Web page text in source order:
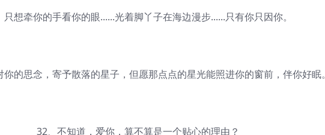
牵你的手看你的眼......光着脚丫子在海边漫步......只有你只因你。
思念，寄予散落的星子，但愿那点点的星光能照进你的窗前，伴你好眠。
32、不知道，爱你，算不算是一个贴心的理由？